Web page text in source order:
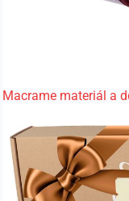
Macrame materiál a